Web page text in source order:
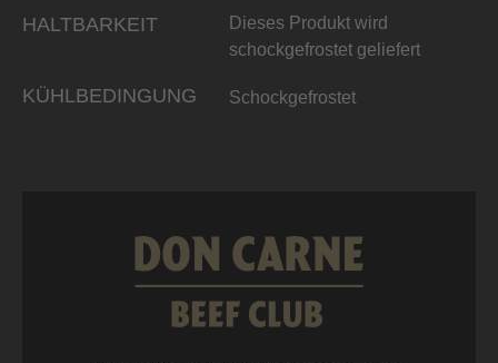
HALTBARKEIT
Dieses Produkt wird
schockgefrostet geliefert
KÜHLBEDINGUNG Schockgefrostet